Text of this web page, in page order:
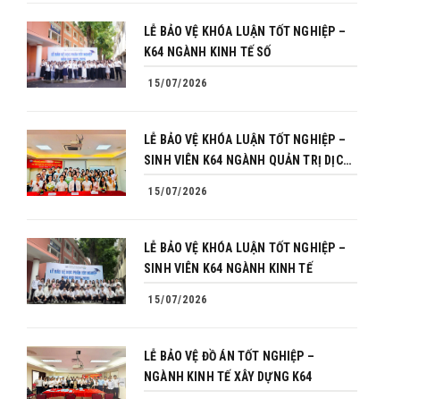
LỄ BẢO VỆ KHÓA LUẬN TỐT NGHIỆP –
K64 NGÀNH KINH TẾ SỐ
15/07/2026
LỄ BẢO VỆ KHÓA LUẬN TỐT NGHIỆP –
SINH VIÊN K64 NGÀNH QUẢN TRỊ DỊCH
15/07/2026
LỄ BẢO VỆ KHÓA LUẬN TỐT NGHIỆP –
SINH VIÊN K64 NGÀNH KINH TẾ
15/07/2026
LỄ BẢO VỆ ĐỒ ÁN TỐT NGHIỆP –
NGÀNH KINH TẾ XÂY DỰNG K64